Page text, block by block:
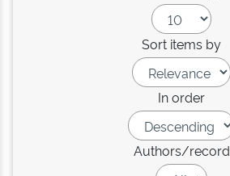
Sort items by
In order
Authors/record